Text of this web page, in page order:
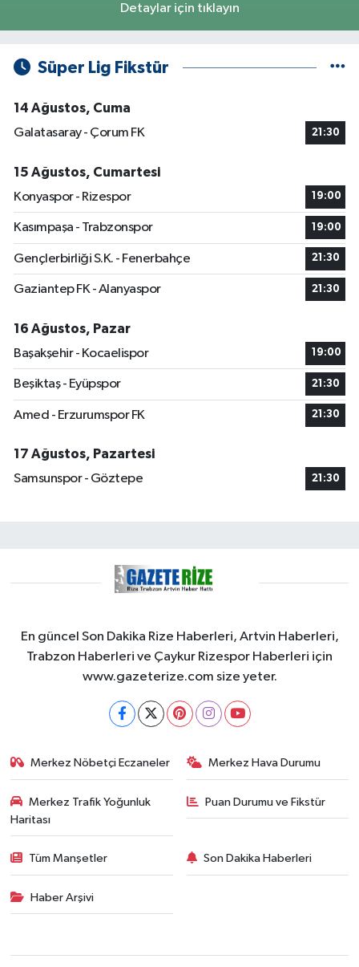
Detaylar için tıklayın
Süper Lig Fikstür
14 Ağustos, Cuma
Galatasaray - Çorum FK
21:30
15 Ağustos, Cumartesi
Konyaspor - Rizespor
19:00
Kasımpaşa - Trabzonspor 19:00
Gençlerbirliği S.K. - Fenerbahçe 21:30
Gaziantep FK - Alanyaspor 21:30
16 Ağustos, Pazar
Başakşehir - Kocaelispor
19:00
Beşiktaş - Eyüpspor 21:30
Amed - Erzurumspor FK 21:30
17 Ağustos, Pazartesi
Samsunspor - Göztepe
21:30
En güncel Son Dakika Rize Haberleri, Artvin Haberleri,
Trabzon Haberleri ve Çaykur Rizespor Haberleri için
www.gazeterize.com size yeter.
Merkez Nöbetçi Eczaneler Merkez Hava Durumu
Merkez Trafik Yoğunluk
Haritası
Puan Durumu ve Fikstür
Tüm Manşetler Son Dakika Haberleri
Haber Arşivi